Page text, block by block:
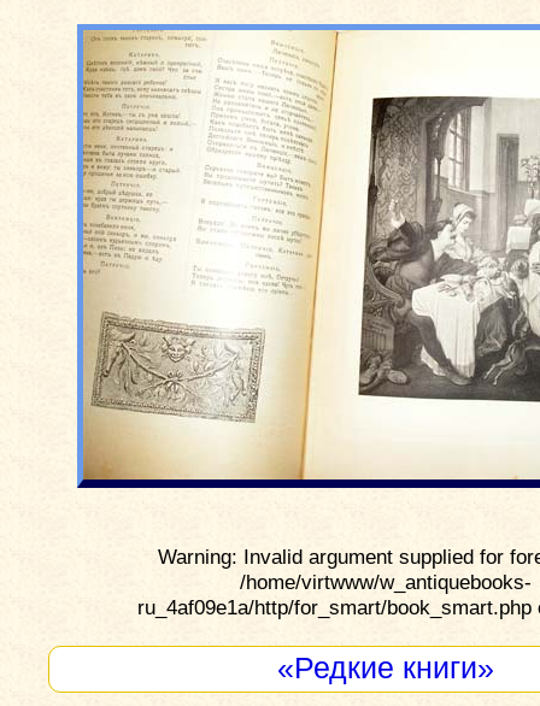
Warning: Invalid argument supplied for
/home/virtwww/w_antiquebooks-
ru_4af09e1a/http/for_smart/book_smart.php
«Редкие книги»